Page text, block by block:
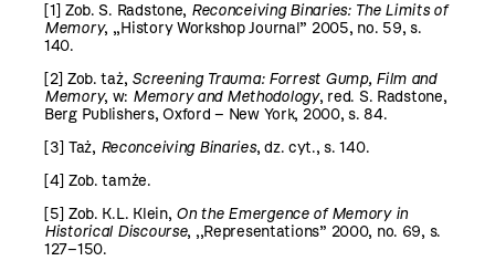
[1] Zob. S. Radstone, Reconceiving Binaries: The Limits of
Memory, ,,History Workshop Journal” 2005, no. 59, s.
140.
[2] Zob. taż, Screening Trauma: Forrest Gump, Film and
Memory, w: Memory and Methodology, red. S. Radstone,
Berg Publishers, Oxford – New York, 2000, s. 84.
[3] Taż, Reconceiving Binaries, dz. cyt., s. 140.
[4] Zob. tamże.
[5] Zob. K.L. Klein, On the Emergence of Memory in
Historical Discourse, ,,Representations” 2000, no. 69, s.
127–150.